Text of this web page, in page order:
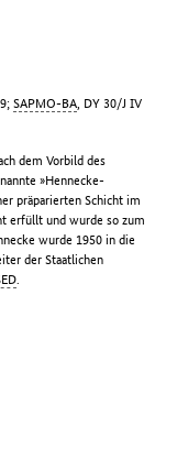
SAPMO-BA , DY 30/J IV
dem Vorbild des
»Hennecke-
präparierten Schicht im
erfüllt und wurde so zum
wurde 1950 in die
der Staatlichen